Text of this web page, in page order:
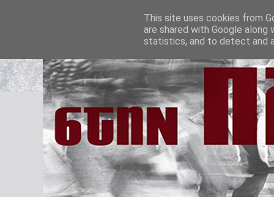
This site uses cookies from
are shared with Google
statistics, and to detect and